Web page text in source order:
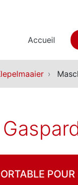
Accueil